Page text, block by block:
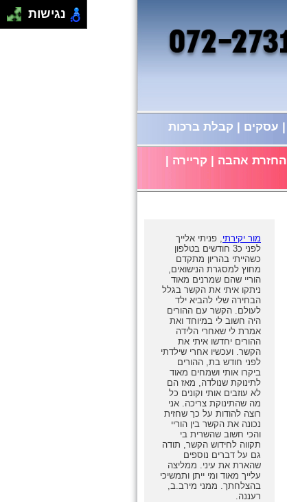
| עסקים | קבלת ברכות
החזרת אהבה | קריירה |
מור יקירתי, פניתי אלייך
לפני כ3 חודשים בטלפון
כשהייתי בהריון מתקדם
מחוץ למסגרת הנישואים,
הוריי שהם שמרנים מאוד
ניתקו איתי את הקשר בגלל
הבחירה שלי להביא ילד
לעולם. הקשר עם ההורים
היה חשוב לי במיוחד ואת
אמרת לי שאחרי הלידה
ההורים יחדשו איתי את
הקשר. ועכשיו אחרי שילדתי
לפני חודש בת, ההורים
ביקרו אותי ושמחים מאוד
לתינוקת שנולדה, מאז הם
לא עוזבים אותי וקונים כל
מה שהתינוקת צריכה. אני
רוצה להודות על כך שחזית
נכונה את הקשר בין הוריי
והכי חשוב שהשרית בי
תקווה לחידוש הקשר, תודה
גם על דברים נוספים
שהארת את עיני. ממליצה
עלייך מאוד ומי ייתן ותמשיכי
בהצלחתך. ממני מירב.ב,
רעננה.
נגישות